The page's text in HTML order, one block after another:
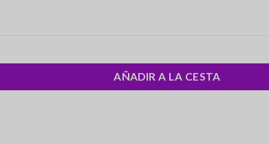
AÑADIR A LA CESTA